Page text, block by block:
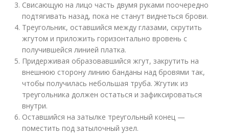
Свисающую на лицо часть двумя руками поочередно
подтягивать назад, пока не станут виднеться брови.
Треугольник, оставшийся между глазами, скрутить
жгутом и приложить горизонтально вровень с
получившейся линией платка.
Придерживая образовавшийся жгут, закрутить на
внешнюю сторону линию банданы над бровями так,
чтобы получилась небольшая труба. Жгутик из
треугольника должен остаться и зафиксироваться
внутри.
Оставшийся на затылке треугольный конец —
поместить под затылочный узел.